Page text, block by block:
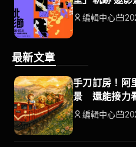
編輯中心
最新文章
手刀訂房！阿
景 還能接力
編輯中心